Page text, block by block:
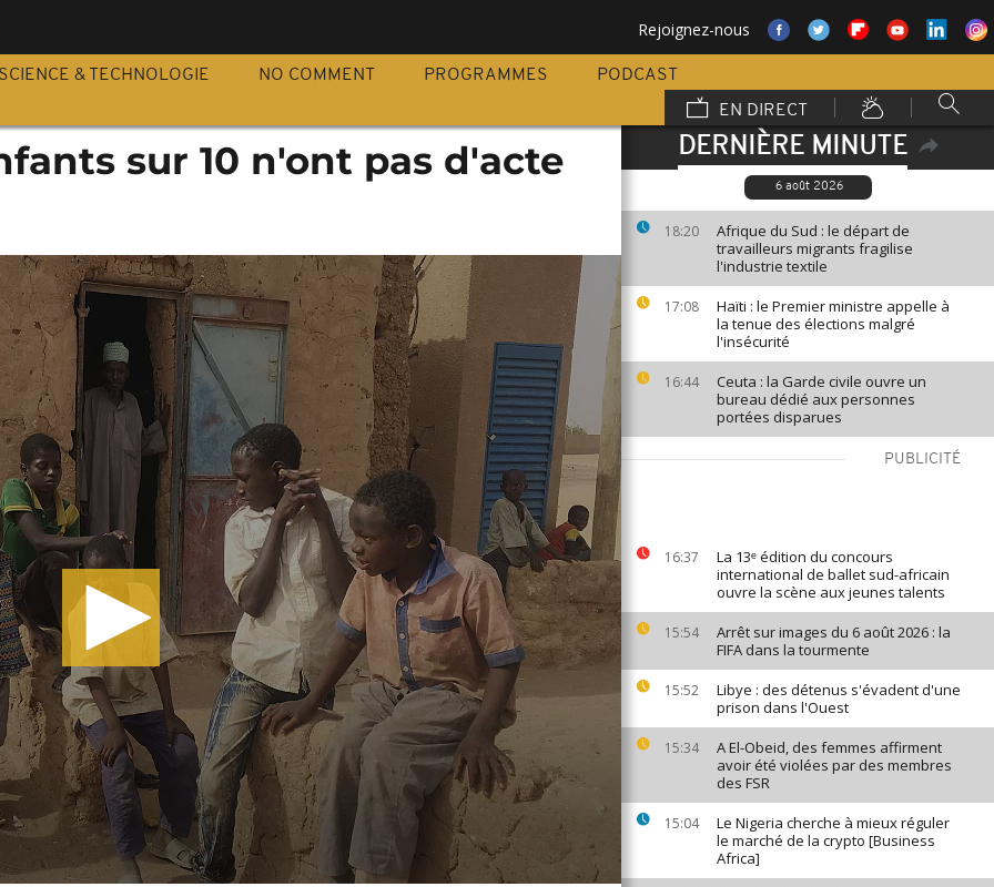
Rejoignez-nous
SCIENCE & TECHNOLOGIE NO COMMENT PROGRAMMES
PODCAST
EN DIRECT
DERNIÈRE MINUTE
6 août 2026
18:20
Afrique du Sud : le départ de
travailleurs migrants fragilise
l'industrie textile
17:08
Haïti : le Premier ministre appelle à
la tenue des élections malgré
l'insécurité
16:44
Ceuta : la Garde civile ouvre un
bureau dédié aux personnes
portées disparues
PUBLICITÉ
16:37
La 13ᵉ édition du concours
international de ballet sud-africain
ouvre la scène aux jeunes talents
15:54
Arrêt sur images du 6 août 2026 : la
FIFA dans la tourmente
15:52
Libye : des détenus s'évadent d'une
prison dans l'Ouest
15:34
A El-Obeid, des femmes affirment
avoir été violées par des membres
des FSR
15:04
Le Nigeria cherche à mieux réguler
le marché de la crypto [Business
Africa]
sur 10 n'ont pas d'acte